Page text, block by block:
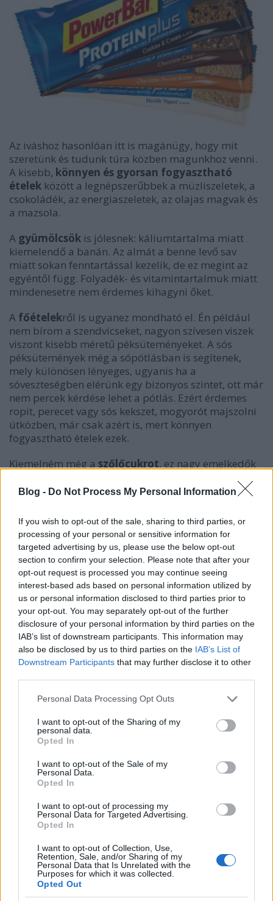
Blog - Do Not Process My Personal Information
If you wish to opt-out of the sale, sharing to third parties, or
processing of your personal or sensitive information for
targeted advertising by us, please use the below opt-out
section to confirm your selection. Please note that after your
opt-out request is processed you may continue seeing
interest-based ads based on personal information utilized by
us or personal information disclosed to third parties prior to
your opt-out. You may separately opt-out of the further
disclosure of your personal information by third parties on the
IAB’s list of downstream participants. This information may
also be disclosed by us to third parties on the IAB’s List of
Downstream Participants that may further disclose it to other
Please note that this website/app uses one or more Google
not limited to your visit or usage behaviour. You may click to
grant or deny consent to Google and its third-party tags to
use your data for below specified purposes in below Google
consent section.
Personal Data Processing Opt Outs
I want to opt-out of the Sharing of my
personal data.
Opted In
I want to opt-out of the Sale of my
Personal Data.
Opted In
I want to opt-out of processing my
Personal Data for Targeted Advertising.
Opted In
I want to opt-out of Collection, Use,
Retention, Sale, and/or Sharing of my
Personal Data that Is Unrelated with the
Purposes for which it was collected.
Opted Out
Az iváshoz hasonlóan itt is magánügy, hogy mit
szeretünk és tudunk túra közben magunkhoz venni.
A kisebb, könnyen és gyorsan fogyasztható
ételek között a legnépszerűbbek a müzliszeletek, a
csokoládék, az energiaszeletek, az olajas magvak és
a mazsola.
A gyümölcsök is jólesnek: káliumtartalma miatt
kiemelendő a banán. Az almát a benne levő sav
miatt sokan fenntartással kezelik, de ez megint az
egyéntől függ. Folyadék- és vitamintartalmuk miatt
mindenesetre nem érdemes kihagyni őket.
A főételekről is ugyanez mondható el. Én például
nem bírom a szendvicseket, nagyon szívesen viszek
viszont kisebb méretű péksüteményeket. A sós
péksütemények még a sópótlásban is segítenek,
mely különösen lényeges, ugyanis ha a
sóveszteségben elérünk egy bizonyos szintet, ott már
nem percek kérdése lehet a pótlás. Ezért érdemes
ropit, perecet vagy sós kekszet, mogyorót majszolni
útközben, már csak azért is, mert könnyen
fogyasztható ételek ezek.
Kiemelném még a szőlőcukrot, ez nagy emelkedők
fél zacskó után már csömörük van tőle, arról nem is
és a keményebb szőlőcukor szétharapdálása 50
kilométer megtétele után néha őrjítően fárasztó…
Vésztartalékként viszont tényleg jól jön. Hasonló
jellegű, de könnyebben fogyasztható típus az
energiazselé, illetve az energiashot, melyeket
általában zárható kupakos zacskóban vagy
ampullában adnak. Íze nem mindig kellemes, de
mivel kicsi és kis tömegű kiegészítőkről van szó,
hordozni is könnyebb őket, viszont utána öblítsük le
őket folyadékkal. Ezekből is sokféle létezik, úgyhogy
lehet válogatni.
Étterem, büfé vagy komolyabb ellenőrzőpont mellett
ma már kiállok a levesek mellett. 50 és 70
kilométernél, ha lehet, eszem ilyesmit, rendszerint
zöldséglevest vagy gulyást, babgulyást. Folyadék- és
sópótlásra nagyon jó, illetve jellege miatt fáradtan is
könnyű fogyasztani.